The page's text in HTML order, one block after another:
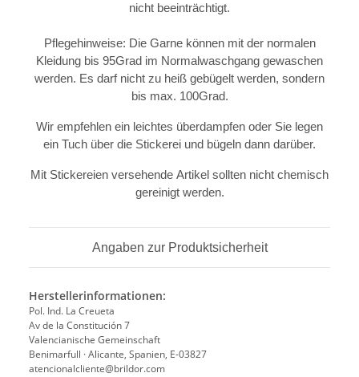
nicht beeinträchtigt.
Pflegehinweise: Die Garne können mit der normalen
Kleidung bis 95Grad im Normalwaschgang gewaschen
werden. Es darf nicht zu heiß gebügelt werden, sondern
bis max. 100Grad.
Wir empfehlen ein leichtes überdampfen oder Sie legen
ein Tuch über die Stickerei und bügeln dann darüber.
Mit Stickereien versehende Artikel sollten nicht chemisch
gereinigt werden.
Angaben zur Produktsicherheit
Herstellerinformationen:
Pol. Ind. La Creueta
Av de la Constitución 7
Valencianische Gemeinschaft
Benimarfull · Alicante, Spanien, E-03827
atencionalcliente@brildor.com